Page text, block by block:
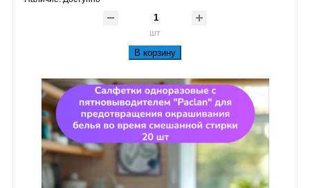
шт
В корзину